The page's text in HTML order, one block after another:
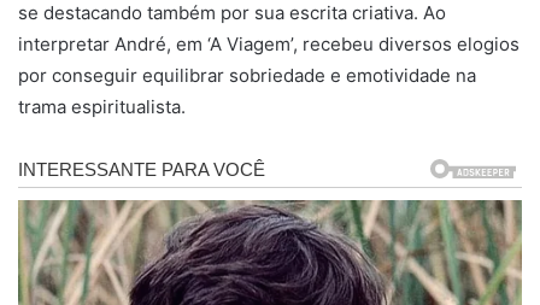
se destacando também por sua escrita criativa. Ao
interpretar André, em ‘A Viagem’, recebeu diversos elogios
por conseguir equilibrar sobriedade e emotividade na
trama espiritualista.